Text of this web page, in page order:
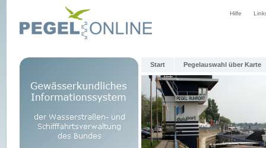
Hilfe
Start Pegelauswahl über Karte